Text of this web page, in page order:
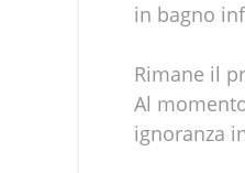
in bagno
Rimane il
Al
ignoranza